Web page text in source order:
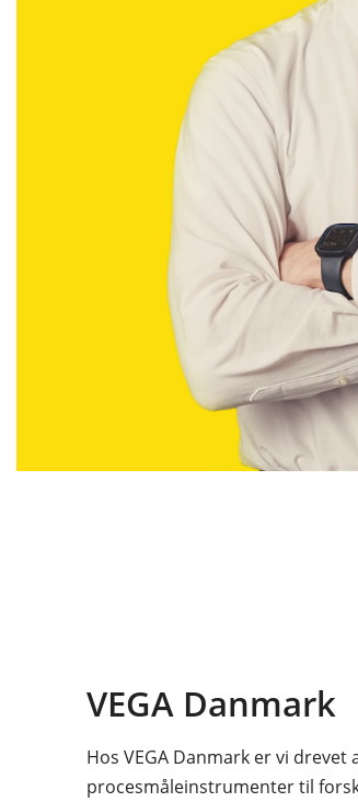
VEGA Danmark
Hos VEGA Danmark er vi
procesmåleinstrumenter til